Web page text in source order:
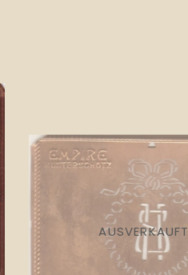
AUSVERKAUFT